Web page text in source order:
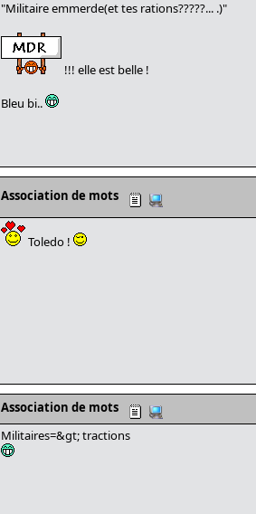
"Militaire emmerde(et tes rations?????... .)"
!!! elle est belle !
Bleu bi..
Association de mots
Toledo !
Association de mots
Militaires=&gt; tractions